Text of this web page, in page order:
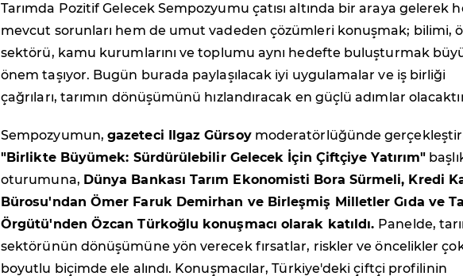
Tarımda Pozitif Gelecek Sempozyumu çatısı altında bir araya gelerek
mevcut sorunları hem de umut vadeden çözümleri konuşmak; bilimi,
sektörü, kamu kurumlarını ve toplumu aynı hedefte buluşturmak
önem taşıyor. Bugün burada paylaşılacak iyi uygulamalar ve iş birliği
çağrıları, tarımın dönüşümünü hızlandıracak en güçlü adımlar
Sempozyumun,gazeteci Ilgaz Gürsoymoderatörlüğünde
"Birlikte Büyümek: Sürdürülebilir Gelecek İçin Çiftçiye Yatırım"
oturumuna, Dünya Bankası Tarım Ekonomisti Bora Sürmeli, Kredi
Bürosu'ndan Ömer Faruk Demirhan ve Birleşmiş Milletler Gıda ve
Örgütü'nden Özcan Türkoğlu konuşmacı olarak katıldı. Panelde,
sektörünün dönüşümüne yön verecek fırsatlar, riskler ve öncelikler
boyutlu biçimde ele alındı. Konuşmacılar, Türkiye'deki çiftçi profilinin